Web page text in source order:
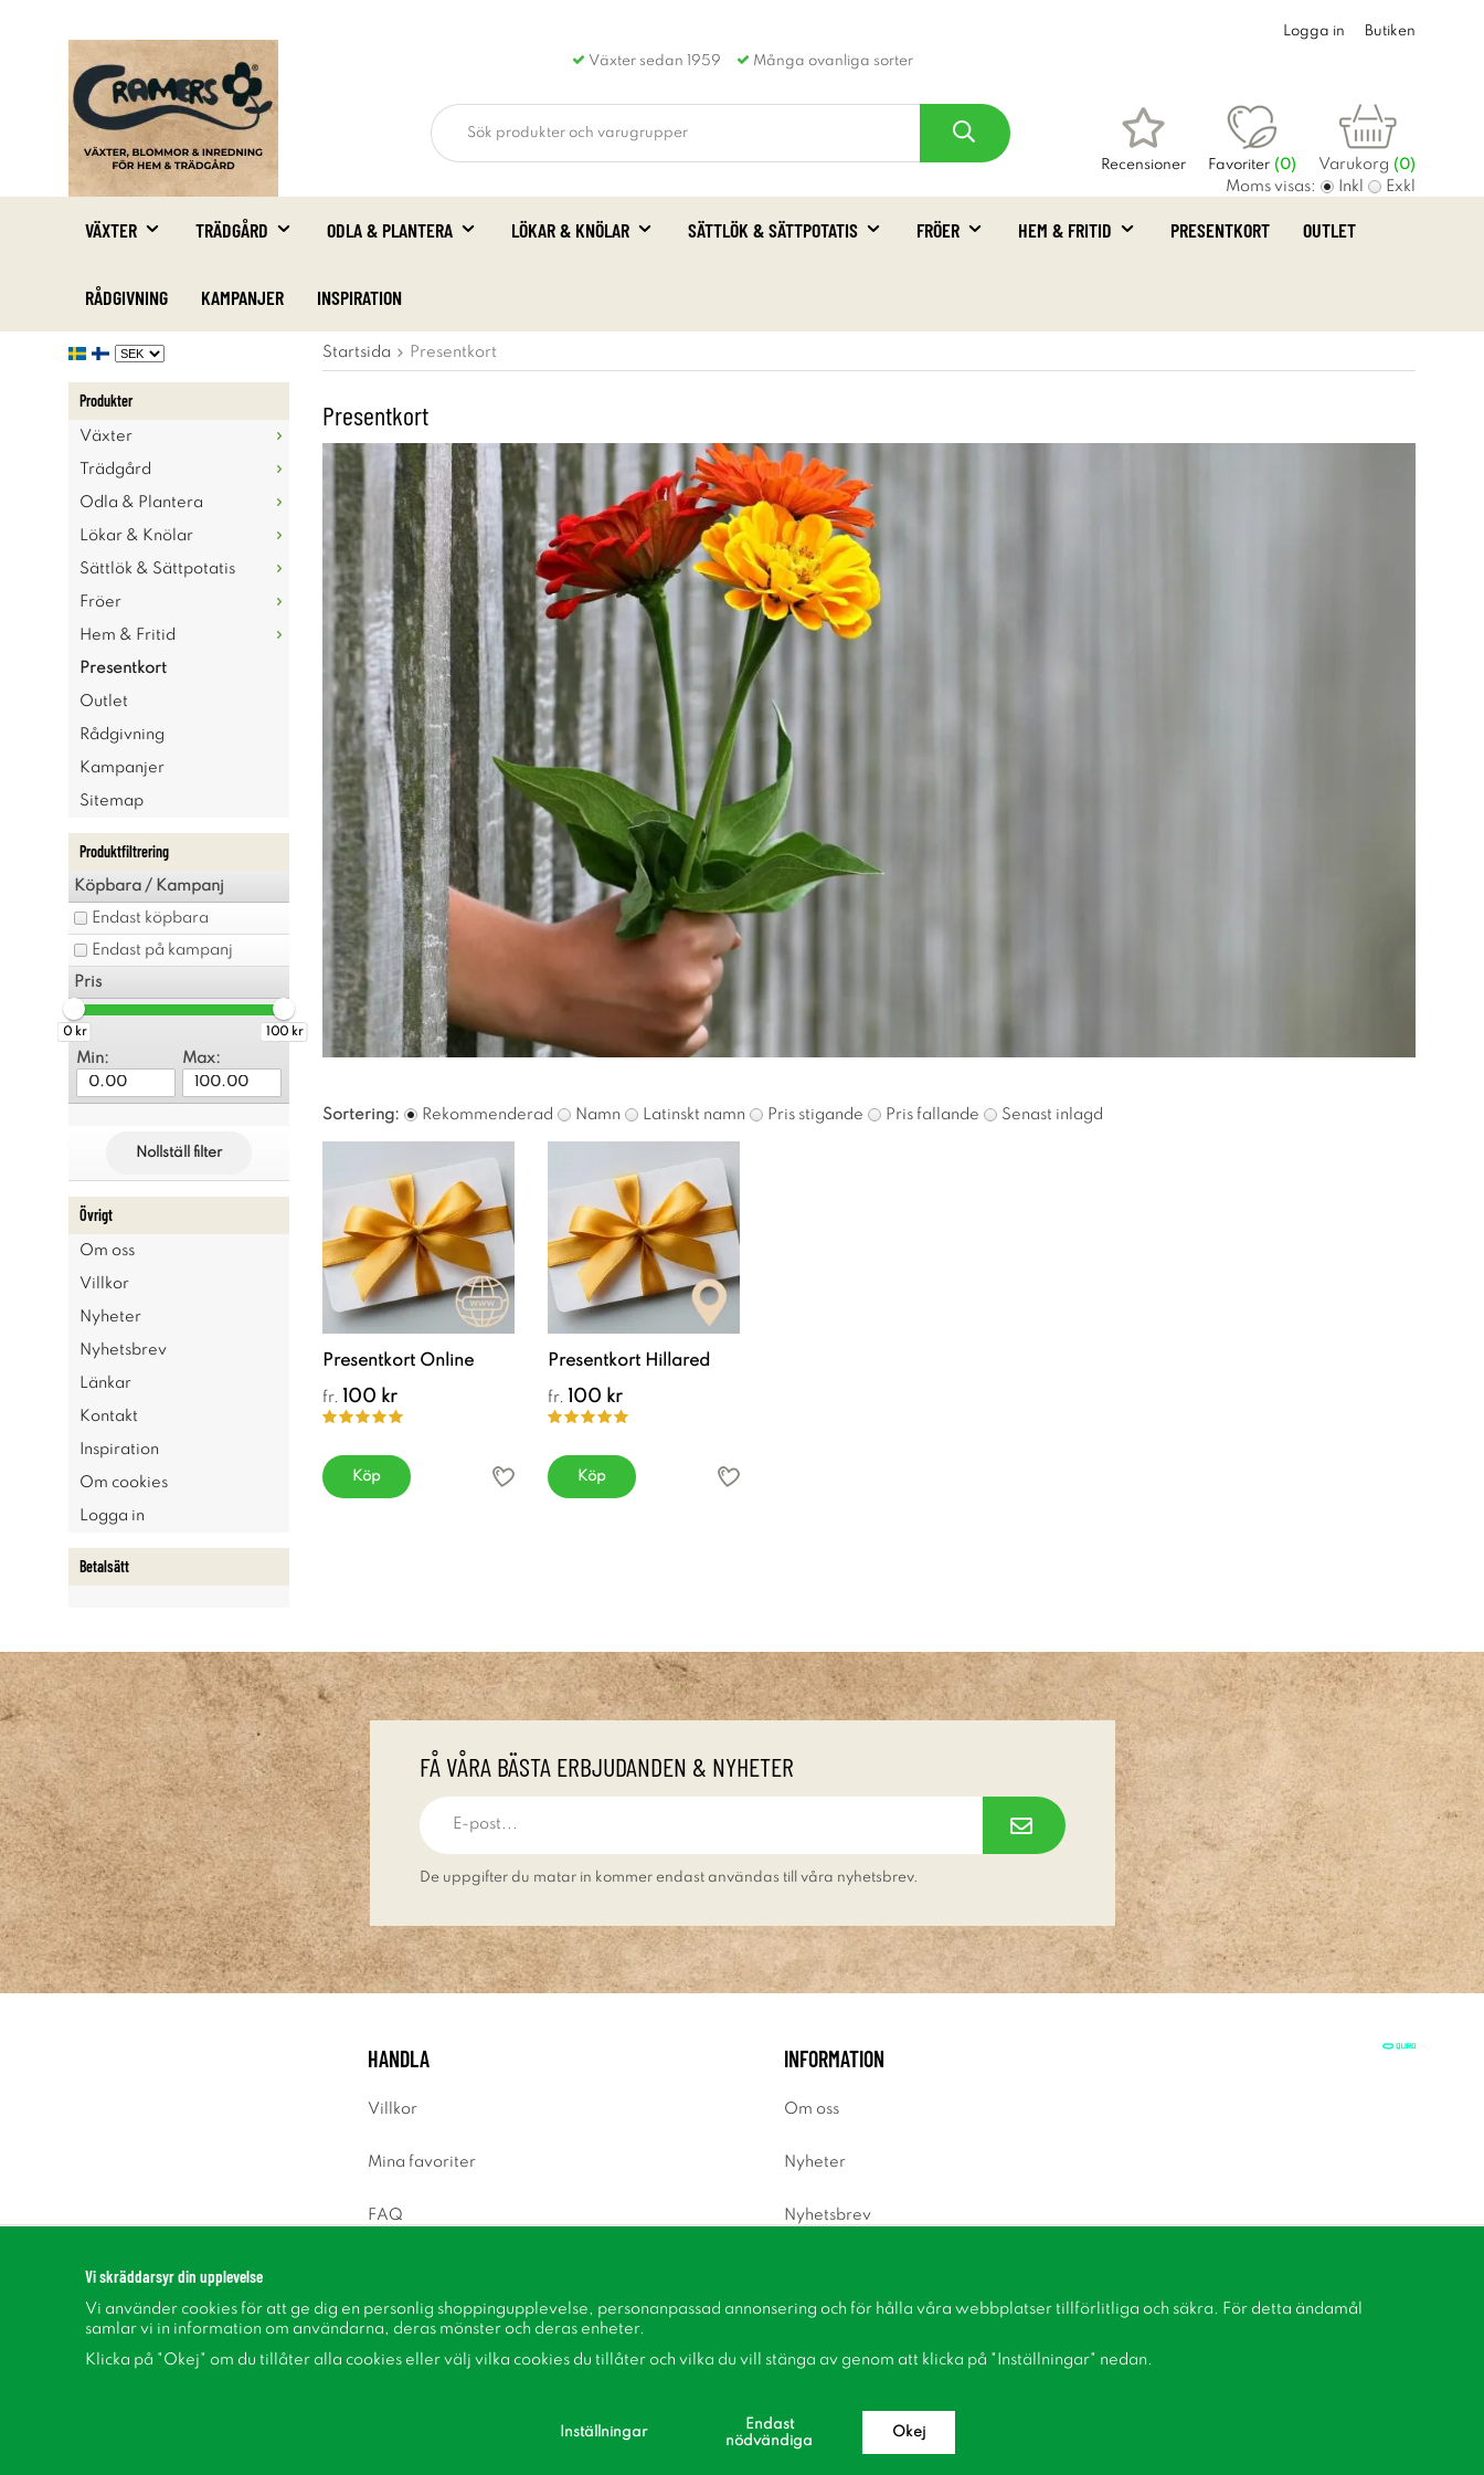
Växter sedan 1959 Många ovanliga sorter
Logga in Butiken
Recensioner Favoriter (0) Varukorg (0)
Moms visas: Inkl Exkl
VÄXTER TRÄDGÅRD ODLA & PLANTERA LÖKAR & KNÖLAR SÄTTLÖK & SÄTTPOTATIS FRÖER HEM & FRITID PRESENTKORT OUTLET
RÅDGIVNING KAMPANJER INSPIRATION
Produkter
Växter
Trädgård
Odla & Plantera
Lökar & Knölar
Sättlök & Sättpotatis
Fröer
Hem & Fritid
Presentkort
Outlet
Rådgivning
Kampanjer
Sitemap
Produktfiltrering
Köpbara / Kampanj
Endast köpbara
Endast på kampanj
Pris
0 kr 100 kr
Min: Max:
Nollställ filter
Övrigt
Om oss
Villkor
Nyheter
Nyhetsbrev
Länkar
Kontakt
Inspiration
Om cookies
Logga in
Betalsätt
Startsida Presentkort
Presentkort
Sortering: Rekommenderad Namn Latinskt namn Pris stigande Pris fallande Senast inlagd
Presentkort Online
fr. 100 kr
Köp
Presentkort Hillared
fr. 100 kr
Köp
FÅ VÅRA BÄSTA ERBJUDANDEN & NYHETER
De uppgifter du matar in kommer endast användas till våra nyhetsbrev.
HANDLA
Villkor
Mina favoriter
FAQ
INFORMATION
Om oss
Nyheter
Nyhetsbrev
Inspiration
Vi skräddarsyr din upplevelse
Vi använder cookies för att ge dig en personlig shoppingupplevelse, personanpassad annonsering och för hålla våra webbplatser tillförlitliga och säkra. För detta ändamål
samlar vi in information om användarna, deras mönster och deras enheter.
Klicka på "Okej" om du tillåter alla cookies eller välj vilka cookies du tillåter och vilka du vill stänga av genom att klicka på "Inställningar" nedan.
Inställningar
Endast
nödvändiga
Okej